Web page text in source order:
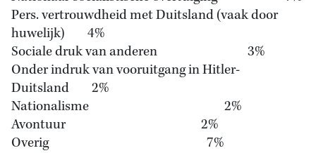
Pers. vertrouwdheid met Duitsland (vaak door
huwelijk) 4%
Sociale druk van anderen 3%
Onder indruk van vooruitgang in Hitler-
Duitsland 2%
Nationalisme 2%
Avontuur 2%
Overig 7%